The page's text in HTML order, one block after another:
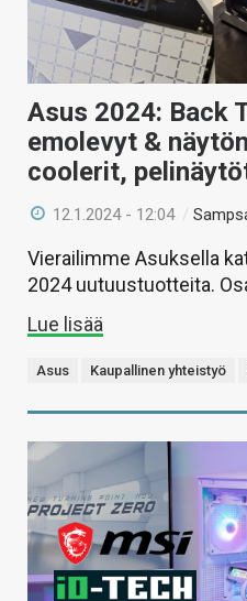
Asus 2024: Back
emolevyt &
coolerit,
12.1.2024 - 12:04 /
Vierailimme Asuksella
2024 uutuustuotteita.
Lue lisää
Asus Kaupallinen yhteistyö